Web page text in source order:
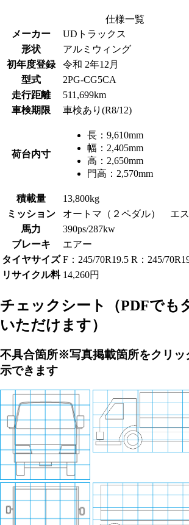
仕様一覧
メーカー
UDトラックス
形状
アルミウィング
初年度登録
令和 2年12月
型式
2PG-CG5CA
走行距離
511,699km
車検期限
車検あり(R8/12)
荷台内寸
長： 9,610mm
幅： 2,405mm
高： 2,650mm
門高： 2,570mm
積載量
13,800kg
ミッション
オートマ（２ペダル） エ
馬力
390ps/287kw
ブレーキ
エアー
タイヤサイズ F：245/70R19.5 R：245/
リサイクル料 14,260円
チェックシート
（PDFでも
いただけます）
不具合箇所※写真掲載箇所をクリッ
示できます